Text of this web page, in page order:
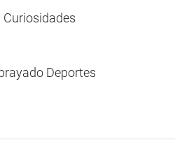
Curiosidades
Deportes